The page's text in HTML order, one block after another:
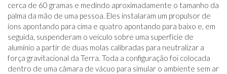
cerca de 60 gramas e medindo aproximadamente o tamanho da
palma da mão de uma pessoa. Eles instalaram um propulsor de
íons apontando para cima e quatro apontando para baixo e, em
seguida, suspenderam o veículo sobre uma superfície de
alumínio a partir de duas molas calibradas para neutralizar a
força gravitacional da Terra. Toda a configuração foi colocada
dentro de uma câmara de vácuo para simular o ambiente sem ar